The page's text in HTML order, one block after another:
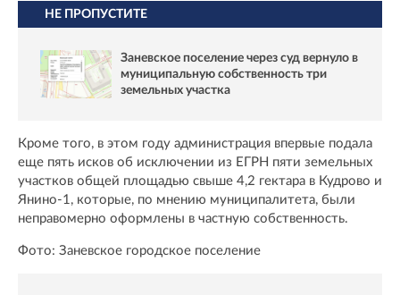
НЕ ПРОПУСТИТЕ
Заневское поселение через суд вернуло в
муниципальную собственность три
земельных участка
Кроме того, в этом году администрация впервые подала
еще пять исков об исключении из ЕГРН пяти земельных
участков общей площадью свыше 4,2 гектара в Кудрово и
Янино-1, которые, по мнению муниципалитета, были
неправомерно оформлены в частную собственность.
Фото: Заневское городское поселение